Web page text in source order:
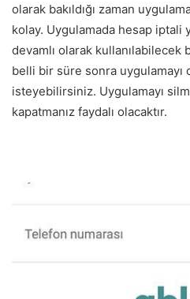
olarak bakıldığı zaman
kolay. Uygulamada hesap iptali
devamlı olarak kullanılabilecek
belli bir süre sonra uygulamayı
isteyebilirsiniz. Uygulamayı
kapatmanız faydalı olacaktır.